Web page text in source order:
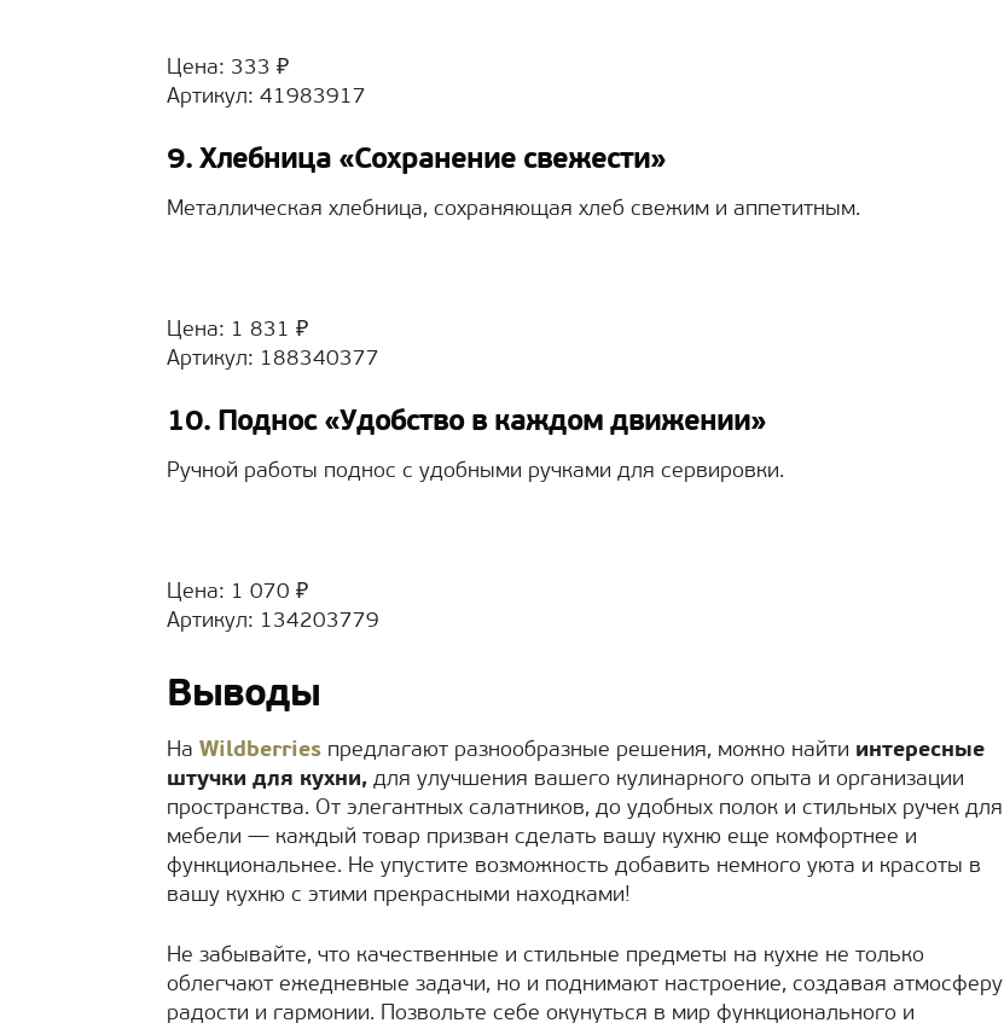
Цена: 333 ₽
Артикул: 41983917
9. Хлебница «Сохранение свежести»
Металлическая хлебница, сохраняющая хлеб свежим и аппетитным.
Цена: 1 831 ₽
Артикул: 188340377
10. Поднос «Удобство в каждом движении»
Ручной работы поднос с удобными ручками для сервировки.
Цена: 1 070 ₽
Артикул: 134203779
Выводы
На Wildberries предлагают разнообразные решения, можно найти интересные
штучки для кухни, для улучшения вашего кулинарного опыта и организации
пространства. От элегантных салатников, до удобных полок и стильных ручек для
мебели — каждый товар призван сделать вашу кухню еще комфортнее и
функциональнее. Не упустите возможность добавить немного уюта и красоты в
вашу кухню с этими прекрасными находками!
Не забывайте, что качественные и стильные предметы на кухне не только
облегчают ежедневные задачи, но и поднимают настроение, создавая атмосферу
радости и гармонии. Позвольте себе окунуться в мир функционального и